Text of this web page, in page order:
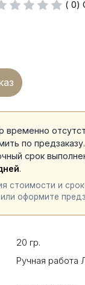
( 0)
временно
по предзаказу.
срок
.
стоимости и
оформите
20 гр.
Ручная работа